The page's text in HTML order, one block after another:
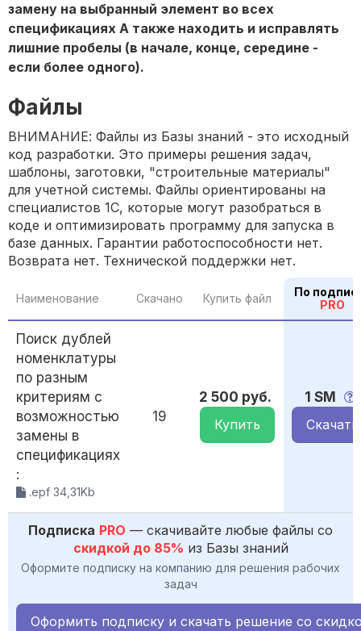
замену на выбранный элемент во всех
спецификациях А также находить и исправлять
лишние пробелы (в начале, конце, середине -
если более одного).
Файлы
ВНИМАНИЕ: Файлы из Базы знаний - это исходный
код разработки. Это примеры решения задач,
шаблоны, заготовки, "строительные материалы"
для учетной системы. Файлы ориентированы на
специалистов 1С, которые могут разобраться в
коде и оптимизировать программу для запуска в
базе данных. Гарантии работоспособности нет.
Возврата нет. Технической поддержки нет.
Наименование Скачано Купить файл
По
PRO
Поиск дублей
номенклатуры
по разным
критериям с
возможностью
замены в
спецификациях
:
.epf 34,31Kb
19
2 500 руб.
Купить
1 SM
Скачать
Подписка PRO — скачивайте любые файлы со
скидкой до 85% из Базы знаний
Оформите подписку на компанию для решения рабочих
задач
Оформить подписку и скачать решение со